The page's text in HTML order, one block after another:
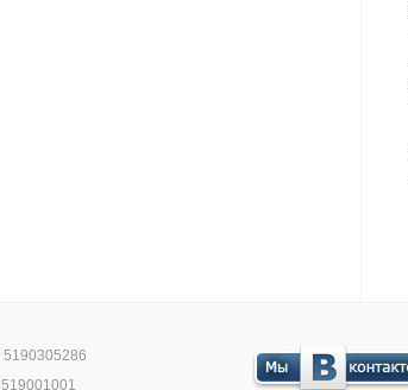
5190305286
519001001